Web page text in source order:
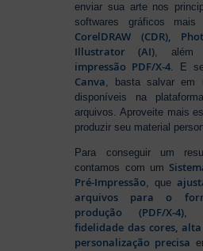
enviar sua arte nos
softwares gráficos mais
CorelDRAW (CDR),
Illustrator (AI), além
impressão PDF/X-4. E
Canva, basta salvar em
disponíveis na
arquivos. Aproveite mais
produzir seu material
Para conseguir um
contamos com um
Pré-Impressão, que
arquivos para o
produção (PDF/X-4),
fidelidade das cores,
personalização precisa